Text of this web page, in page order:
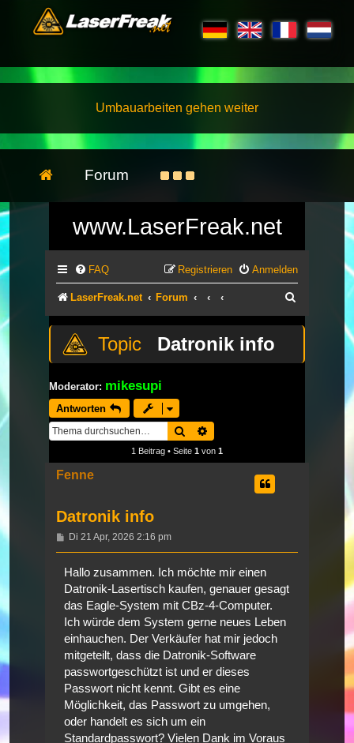
Umbauarbeiten gehen weiter
Forum
www.LaserFreak.net
FAQ Anmelden
Registrieren
LaserFreak.net Forum
Datronik info
Moderator: mikesupi
Antworten
Suche
1 Beitrag • Seite 1 von 1
Fenne
Datronik info
Beitrag
Di 21 Apr, 2026 2:16 pm
Hallo zusammen. Ich möchte mir einen
Datronik-Lasertisch kaufen, genauer gesagt
das Eagle-System mit CBz-4-Computer.
Ich würde dem System gerne neues Leben
einhauchen. Der Verkäufer hat mir jedoch
mitgeteilt, dass die Datronik-Software
passwortgeschützt ist und er dieses
Passwort nicht kennt. Gibt es eine
Möglichkeit, das Passwort zu umgehen,
oder handelt es sich um ein
Standardpasswort? Vielen Dank im Voraus